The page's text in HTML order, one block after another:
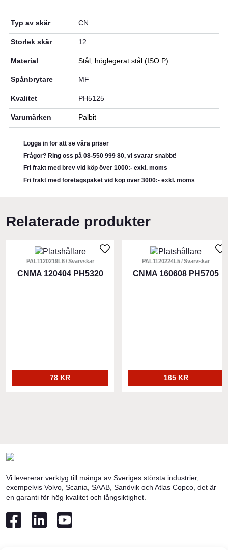
Typ av skär CN
Storlek skär 12
Material Stål, höglegerat stål (ISO P)
Spånbrytare MF
Kvalitet PH5125
Varumärken Palbit
Logga in för att se våra priser
Frågor? Ring oss på 08-550 999 80, vi svarar snabbt!
Fri frakt med brev vid köp över 1000:- exkl. moms
Fri frakt med företagspaket vid köp över 3000:- exkl. moms
Relaterade produkter
PAL1120219L6 Svarvskär
CNMA 120404 PH5320
78 KR
PAL1120224L5 Svarvskär
CNMA 160608 PH5705
165 KR
Vi levererar verktyg till många av Sveriges största industrier,
exempelvis Volvo, Scania, SAAB, Sandvik och Atlas Copco, det är
en garanti för hög kvalitet och långsiktighet.